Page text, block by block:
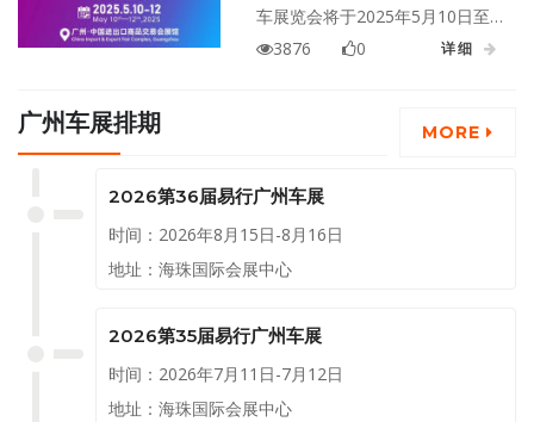
车展览会将于2025年5月10日至
12日在广东广州·中国进出口商品
3876 0 详细
广州车展排期 MORE
2026第36届易行广州车展
时间：2026年8月15日-8月16日
地址：海珠国际会展中心
2026第35届易行广州车展
时间：2026年7月11日-7月12日
地址：海珠国际会展中心